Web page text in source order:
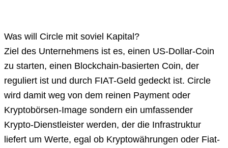
Was will Circle mit soviel Kapital?
Ziel des Unternehmens ist es, einen US-Dollar-Coin
zu starten, einen Blockchain-basierten Coin, der
reguliert ist und durch FIAT-Geld gedeckt ist. Circle
wird damit weg von dem reinen Payment oder
Kryptobörsen-Image sondern ein umfassender
Krypto-Dienstleister werden, der die Infrastruktur
liefert um Werte, egal ob Kryptowährungen oder Fiat-